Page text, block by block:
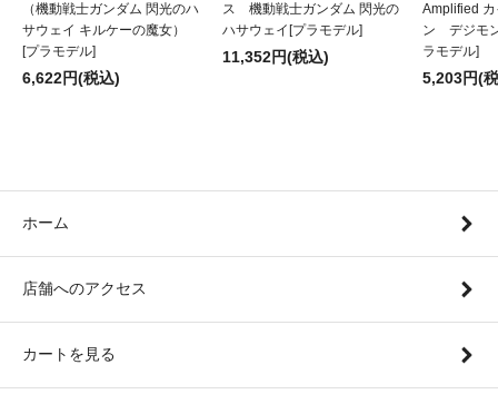
（機動戦士ガンダム 閃光のハ
サウェイ キルケーの魔女）
[プラモデル]
6,622円(税込)
ス 機動戦士ガンダム 閃光の
ハサウェイ[プラモデル]
11,352円(税込)
Amplified
ン デジモ
ラモデル]
5,203円(
ホーム
店舗へのアクセス
カートを見る